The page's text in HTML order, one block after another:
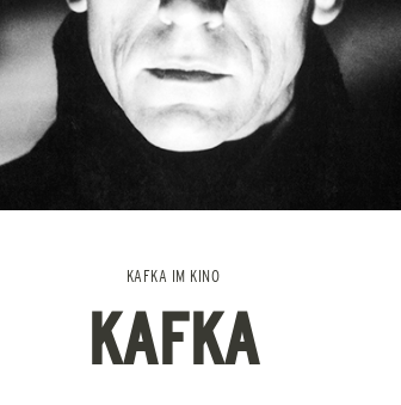
KAFKA IM KINO
KAFKA